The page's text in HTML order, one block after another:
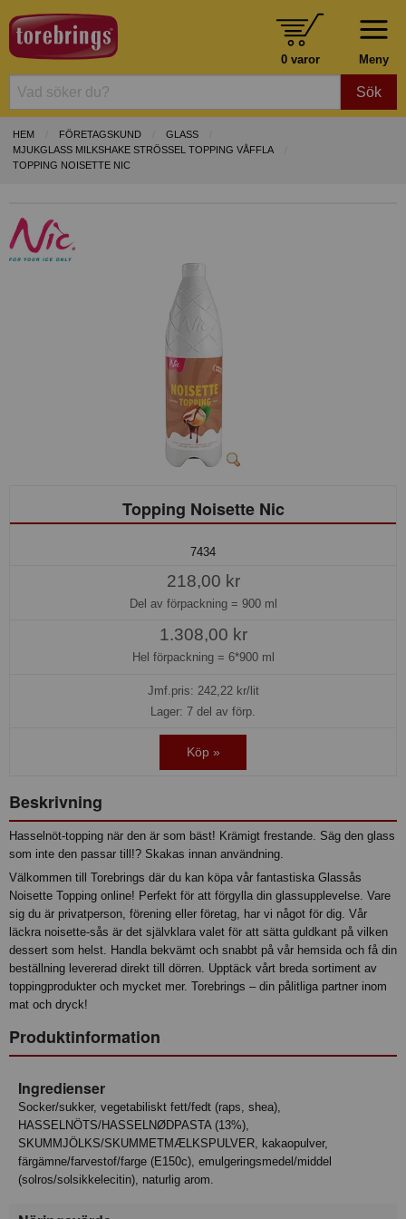
Meny
0 varor
Sök
HEM FÖRETAGSKUND
GLASS
MJUKGLASS MILKSHAKE STRÖSSEL TOPPING VÅFFLA
TOPPING NOISETTE NIC
Topping Noisette Nic
7434
218,00 kr
Del av förpackning = 900 ml
1.308,00 kr
Hel förpackning = 6*900 ml
Jmf.pris: 242,22kr/lit
Lager: 7 del av förp.
Köp »
Beskrivning
Hasselnöt-topping när den är som bäst! Krämigt frestande. Säg den glass
som inte den passar till!? Skakas innan användning.
Välkommen till Torebrings där du kan köpa vår fantastiska Glassås
Noisette Topping online! Perfekt för att förgylla din glassupplevelse. Vare
sig du är privatperson, förening eller företag, har vi något för dig. Vår
läckra noisette-sås är det självklara valet för att sätta guldkant på vilken
dessert som helst. Handla bekvämt och snabbt på vår hemsida och få din
beställning levererad direkt till dörren. Upptäck vårt breda sortiment av
toppingprodukter och mycket mer. Torebrings – din pålitliga partner inom
mat och dryck!
Produktinformation
Ingredienser
Socker/sukker, vegetabiliskt fett/fedt (raps, shea),
HASSELNÖTS/HASSELNØDPASTA (13%),
SKUMMJÖLKS/SKUMMETMÆLKSPULVER, kakaopulver,
färgämne/farvestof/farge (E150c), emulgeringsmedel/middel
(solros/solsikkelecitin), naturlig arom.